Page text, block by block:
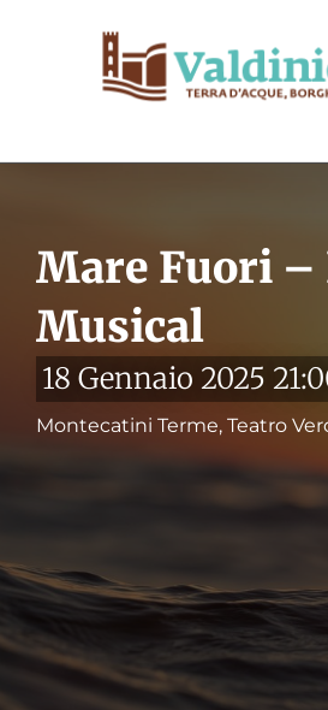
Mare Fuori
Musical
18 Gennaio 2025
Montecatini Terme, Teatro